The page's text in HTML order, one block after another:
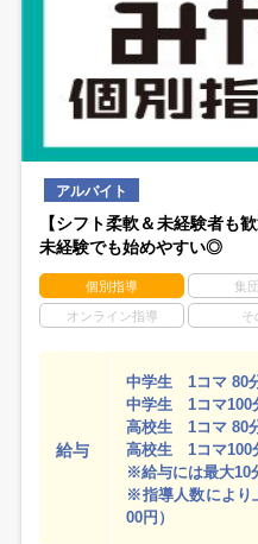
アルバイト
【シフト柔軟＆未経験者
未経験でも始めやすい◎
個別指導 集
オンライン指導 そ
給与
中学生 1コマ 80
中学生 1コマ100
高校生 1コマ 80
高校生 1コマ100
※給与には最大10
※指導人数により
00円）